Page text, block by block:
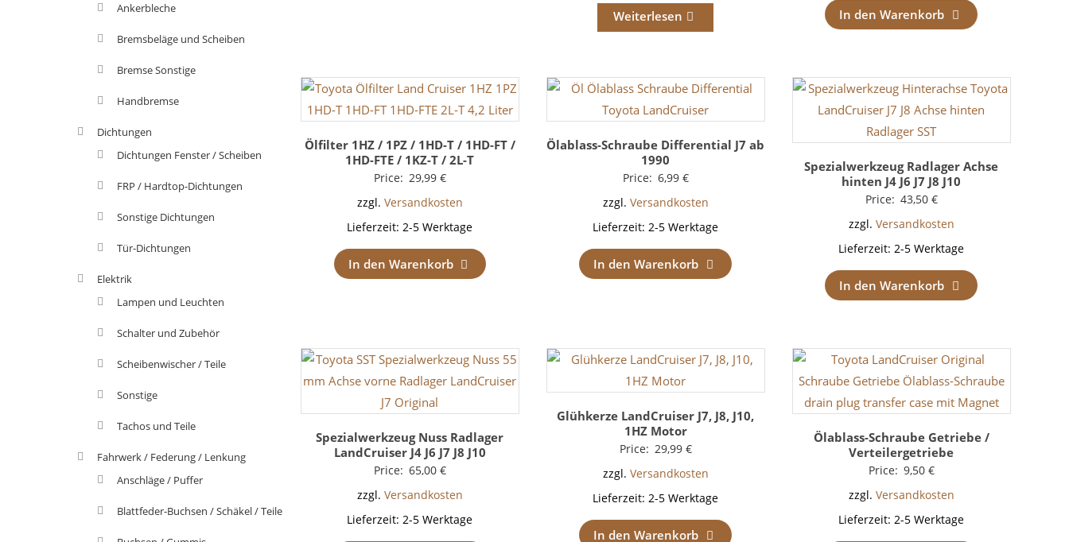
Weiterlesen In den Warenkorb
Ölfilter 1HZ / 1PZ / 1HD-T / 1HD-FT /
1HD-FTE / 1KZ-T / 2L-T
Price: 29,99 €
zzgl. Versandkosten
Lieferzeit:2-5 Werktage
In den Warenkorb
Ölablass-Schraube Differential J7 ab
1990
Price: 6,99 €
zzgl. Versandkosten
Lieferzeit:2-5 Werktage
In den Warenkorb
Spezialwerkzeug Radlager Achse
hinten J4 J6 J7 J8 J10
Price: 43,50 €
zzgl. Versandkosten
Lieferzeit:2-5 Werktage
In den Warenkorb
Spezialwerkzeug Nuss Radlager
LandCruiser J4 J6 J7 J8 J10
Price: 65,00 €
zzgl. Versandkosten
Lieferzeit:2-5 Werktage
Glühkerze LandCruiser J7, J8, J10,
1HZ Motor
Price: 29,99 €
zzgl. Versandkosten
Lieferzeit:2-5 Werktage
In den Warenkorb
Ölablass-Schraube Getriebe /
Verteilergetriebe
Price: 9,50 €
zzgl. Versandkosten
Lieferzeit:2-5 Werktage
Ankerbleche
Bremsbeläge und Scheiben
Bremse Sonstige
Handbremse
Dichtungen
Dichtungen Fenster / Scheiben
FRP / Hardtop-Dichtungen
Sonstige Dichtungen
Tür-Dichtungen
Elektrik
Lampen und Leuchten
Schalter und Zubehör
Scheibenwischer / Teile
Sonstige
Tachos und Teile
Fahrwerk / Federung / Lenkung
Anschläge / Puffer
Blattfeder-Buchsen / Schäkel / Teile